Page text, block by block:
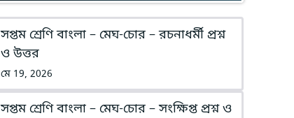
সপ্তম শ্রেণি বাংলা – মেঘ-চোর – রচনাধর্মী প্রশ্ন
ও উত্তর
মে 19, 2026
সপ্তম শ্রেণি বাংলা – মেঘ-চোর – সংক্ষিপ্ত প্রশ্ন ও